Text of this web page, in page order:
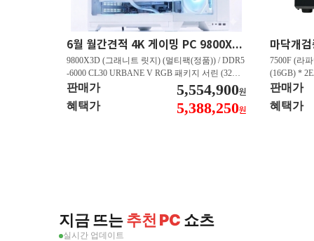
6월 월간견적 4K 게이밍 PC 9800X3D RTX 5080 GY512
9800X3D (그래니트 릿지) (멀티팩(정품)) / DDR5
-6000 CL30 URBANE V RGB 패키지 서린 (32GB
(16Gx2)) / B850M-PLUS WIFI7 W 대원씨티에스 /
지포스 RTX 5080 AERO OC SFF D7 16GB 제이
씨현 / EXCERIA 히트싱크 M.2 NVMe (2TB)
판매가 5,554,900원
혜택가 5,388,250원
7500F (라
(16GB) *
즈윈 / 지포
CN600
판매가
혜택가
지금 뜨는추천 PC 쇼츠
실시간 업데이트